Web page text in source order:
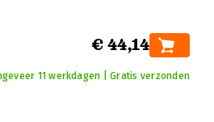
€ 44,14
11 werkdagen | Gratis verzonden